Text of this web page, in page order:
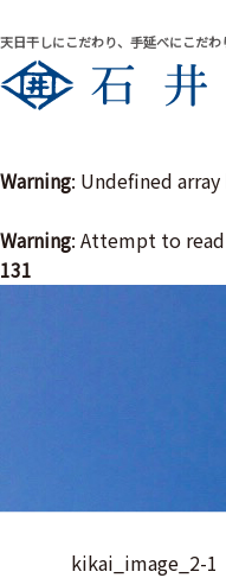
天日干しにこだわり、手延べにこだ
Warning: Undefined
Warning: Attempt to
131
kikai_image_2-1